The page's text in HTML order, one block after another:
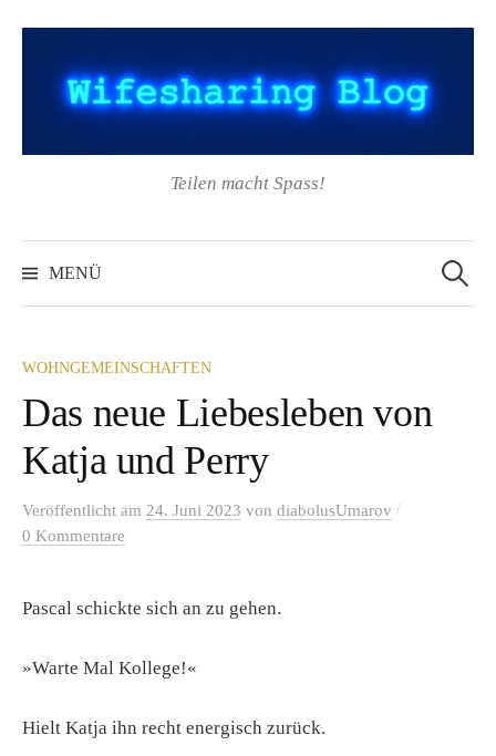
Inhalt
Teilen macht Spass!
MENÜ
nach:
WOHNGEMEINSCHAFTEN
Das neue Liebesleben von
Katja und Perry
Veröffentlicht am 24. Juni 2023 von diabolusUmarov /
0 Kommentare
Pascal schickte sich an zu gehen.
»Warte Mal Kollege!«
Hielt Katja ihn recht energisch zurück.